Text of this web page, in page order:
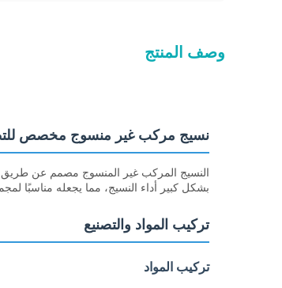
وصف المنتج
نسيج مركب غير منسوج مخصص
النسيج المركب غير المنسوج مصمم عن طريق
بشكل كبير أداء النسيج، مما يجعله مناسبًا
تركيب المواد والتصنيع
تركيب المواد